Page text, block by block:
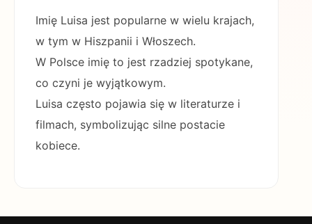
Imię Luisa jest popularne w wielu krajach,
w tym w Hiszpanii i Włoszech.
W Polsce imię to jest rzadziej spotykane,
co czyni je wyjątkowym.
Luisa często pojawia się w literaturze i
filmach, symbolizując silne postacie
kobiece.